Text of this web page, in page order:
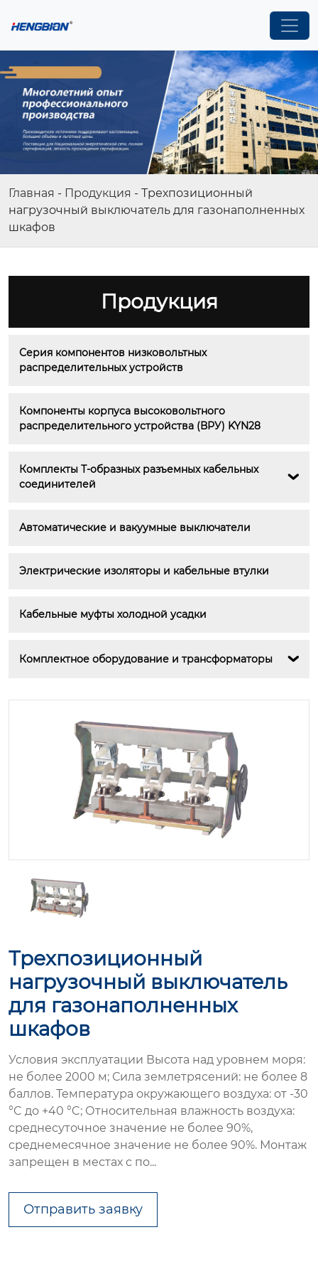
Главная - Продукция - Трехпозиционный
нагрузочный выключатель для газонаполненных
шкафов
Продукция
Серия компонентов низковольтных
распределительных устройств
Компоненты корпуса высоковольтного
распределительного устройства (ВРУ) KYN28
Комплекты Т-образных разъемных кабельных
соединителей

Автоматические и вакуумные выключатели
Электрические изоляторы и кабельные втулки
Кабельные муфты холодной усадки
Комплектное оборудование и трансформаторы 
Трехпозиционный
нагрузочный выключатель
для газонаполненных
шкафов
Условия эксплуатации Высота над уровнем моря:
не более 2000 м; Сила землетрясений: не более 8
баллов. Температура окружающего воздуха: от -30
°C до +40 °C; Относительная влажность воздуха:
среднесуточное значение не более 90%,
среднемесячное значение не более 90%. Монтаж
запрещен в местах с по...
Отправить заявку